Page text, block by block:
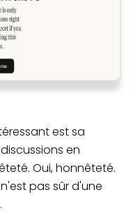
est sa
en
Oui, honnêteté.
pas sûr d'une